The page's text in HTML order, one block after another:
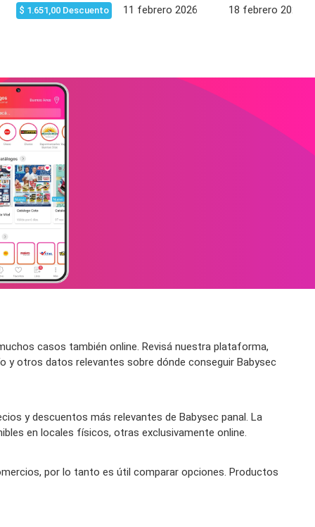
$ 1.651,00 Descuento 11 febrero 2026 18 febrero 2026
casos también online. Revisá nuestra plataforma,
y otros datos relevantes sobre dónde conseguir Babysec
y descuentos más relevantes de Babysec panal. La
en locales físicos, otras exclusivamente online.
por lo tanto es útil comparar opciones. Productos